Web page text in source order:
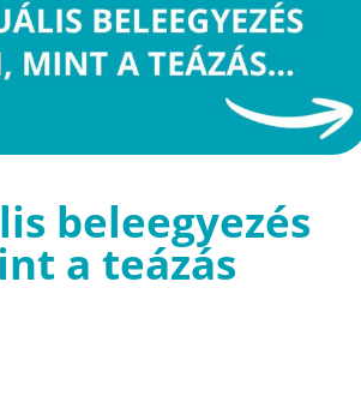
beleegyezés
a teázás